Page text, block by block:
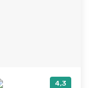
4,3